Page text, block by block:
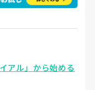
アル」から始める